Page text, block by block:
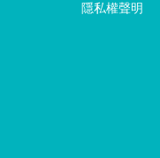
隱私權聲明